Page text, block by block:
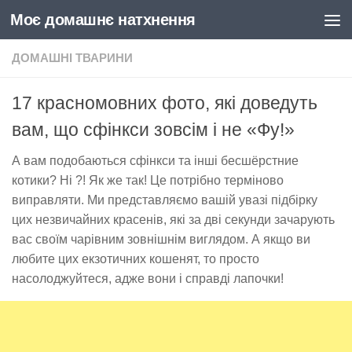
Skip to content
Моє домашнє натхнення
ДОМАШНІ ТВАРИНИ
17 красномовних фото, які доведуть
вам, що сфінкси зовсім і не «Фу!»
А вам подобаються сфінкси та інші бесшёрстние
котики? Ні ?! Як же так! Це потрібно терміново
виправляти. Ми представляємо вашій увазі підбірку
цих незвичайних красенів, які за дві секунди зачарують
вас своїм чарівним зовнішнім виглядом. А якщо ви
любите цих екзотичних кошенят, то просто
насолоджуйтеся, адже вони і справді лапочки!